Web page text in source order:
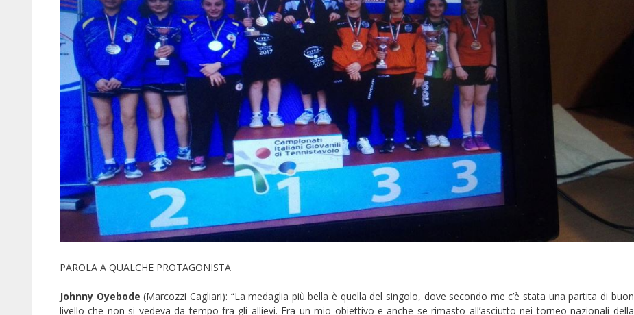
PAROLA A QUALCHE PROTAGONISTA
Johnny Oyebode (Marcozzi Cagliari): “La medaglia più bella è quella del singolo, dove secondo me c’è stata una partita di buon
livello che non si vedeva da tempo fra gli allievi. Era un mio obiettivo e anche se rimasto all’asciutto nei torneo nazionali della